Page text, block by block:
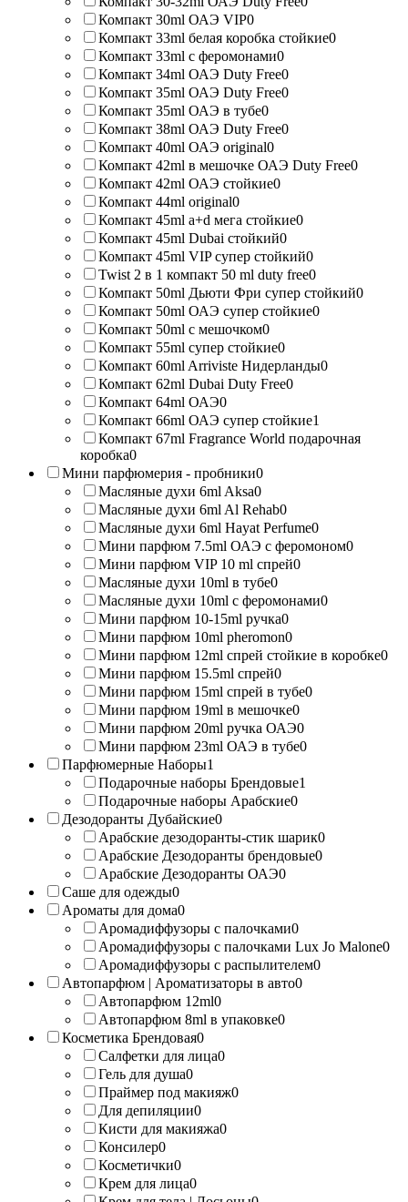
Компакт 30ml ОАЭ VIP0
Компакт 33ml белая коробка стойкие0
Компакт 33ml с феромонами0
Компакт 34ml ОАЭ Duty Free0
Компакт 35ml ОАЭ Duty Free0
Компакт 35ml ОАЭ в тубе0
Компакт 38ml ОАЭ Duty Free0
Компакт 40ml ОАЭ original0
Компакт 42ml в мешочке ОАЭ Duty Free0
Компакт 42ml ОАЭ стойкие0
Компакт 44ml original0
Компакт 45ml a+d мега стойкие0
Компакт 45ml Dubai стойкий0
Компакт 45ml VIP супер стойкий0
Twist 2 в 1 компакт 50 ml duty free0
Компакт 50ml Дьюти Фри супер стойкий0
Компакт 50ml ОАЭ супер стойкие0
Компакт 50ml с мешочком0
Компакт 55ml супер стойкие0
Компакт 60ml Arriviste Нидерланды0
Компакт 62ml Dubai Duty Free0
Компакт 64ml ОАЭ0
Компакт 66ml ОАЭ супер стойкие1
Компакт 67ml Fragrance World подарочная
коробка0
Мини парфюмерия - пробники0
Масляные духи 6ml Aksa0
Масляные духи 6ml Al Rehab0
Масляные духи 6ml Hayat Perfume0
Мини парфюм 7.5ml ОАЭ с феромоном0
Мини парфюм VIP 10 ml спрей0
Масляные духи 10ml в тубе0
Масляные духи 10ml с феромонами0
Мини парфюм 10-15ml ручка0
Мини парфюм 10ml pheromon0
Мини парфюм 12ml спрей стойкие в коробке0
Мини парфюм 15.5ml спрей0
Мини парфюм 15ml спрей в тубе0
Мини парфюм 19ml в мешочке0
Мини парфюм 20ml ручка ОАЭ0
Мини парфюм 23ml ОАЭ в тубе0
Парфюмерные Наборы1
Подарочные наборы Брендовые1
Подарочные наборы Арабские0
Дезодоранты Дубайские0
Арабские дезодоранты-стик шарик0
Арабские Дезодоранты брендовые0
Арабские Дезодоранты ОАЭ0
Саше для одежды0
Ароматы для дома0
Аромадиффузоры с палочками0
Аромадиффузоры с палочками Lux Jo Malone0
Аромадиффузоры с распылителем0
Автопарфюм | Ароматизаторы в авто0
Автопарфюм 12ml0
Автопарфюм 8ml в упаковке0
Косметика Брендовая0
Салфетки для лица0
Гель для душа0
Праймер под макияж0
Для депиляции0
Кисти для макияжа0
Консилер0
Косметички0
Крем для лица0